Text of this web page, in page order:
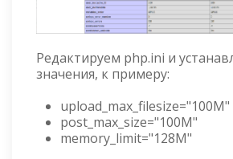
Редактируем php.ini и
значения, к примеру:
upload_max_filesize="100M"
post_max_size="100M"
memory_limit="128M"